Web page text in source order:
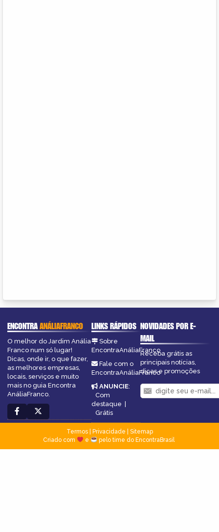
ENCONTRAANÁLIAFRANCO
O melhor do Jardim Anália
Franco num só lugar!
Dicas, onde ir, o que fazer,
as melhores empresas,
locais, serviços e muito
mais no guia Encontra
AnáliaFranco.
LINKS RÁPIDOS
Sobre
EncontraAnáliaFranco
Fale com o
EncontraAnáliaFranco
ANUNCIE:
Com
destaque |
Grátis
NOVIDADES POR E-
MAIL
Receba grátis as
principais notícias,
dicas e promoções
Termos| Privacidade
Sitemap
Criado com
e pelo time do EncontraBrasil